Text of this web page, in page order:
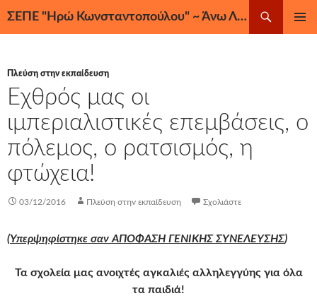
ΣΕΠΕ "Ηρώ Κωνσταντοπούλου" ~ Άνω Λιόσια, Ζεφύρι, Φυλή
Πλεύση στην εκπαίδευση
Εχθρός μας οι
ιμπεριαλιστικές επεμβάσεις, ο
πόλεμος, ο ρατσισμός, η
φτώχεια!
03/12/2016 Πλεύση στην εκπαίδευση Σχολιάστε
(Υπερψηφίστηκε σαν ΑΠΟΦΑΣΗ ΓΕΝΙΚΗΣ ΣΥΝΕΛΕΥΣΗΣ)
Τα σχολεία μας ανοιχτές αγκαλιές αλληλεγγύης για όλα
τα παιδιά!